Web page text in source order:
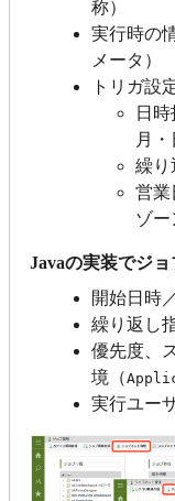
称）
実行時の
メータ）
トリガ設
日
月
繰り
営業
ゾー
Javaの実装でジ
開始日時
繰り返し
優先度、
境（
実行ユー